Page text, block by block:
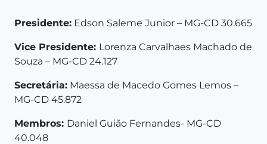
Presidente: Edson Saleme Junior – MG-CD 30.665
Vice Presidente: Lorenza Carvalhaes Machado de
Souza – MG-CD 24.127
Secretária: Maessa de Macedo Gomes Lemos –
MG-CD 45.872
Membros: Daniel Guião Fernandes- MG-CD
40.048